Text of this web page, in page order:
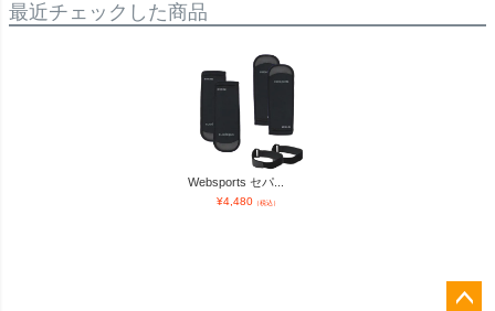
最近チェックした商品
Websports セパ...
¥4,480（税込）